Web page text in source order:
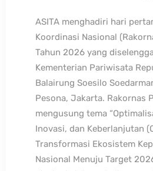
ASITA menghadiri hari
Koordinasi Nasional
Tahun 2026 yang
Kementerian Pariwisata
Balairung Soesilo
Pesona, Jakarta. Rakornas
mengusung tema
Inovasi, dan Keberlanjutan
Transformasi Ekosistem
Nasional Menuju Target